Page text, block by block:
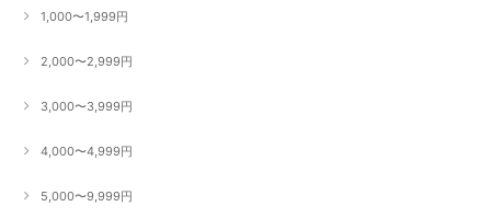
1,000〜1,999円
2,000〜2,999円
3,000〜3,999円
4,000〜4,999円
5,000〜9,999円